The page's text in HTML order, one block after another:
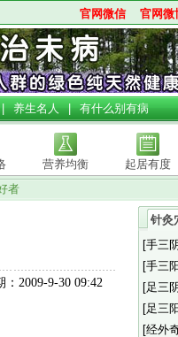
官网微信 官网微
养生名人|有什么别有病
营养均衡 起居有度
者
2009-9-30 09:42
针灸
[手三
[手三
[足三
[足三
[经外